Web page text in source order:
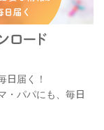
日届く！
・パパにも、毎日